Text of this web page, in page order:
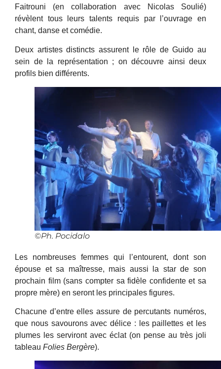
Faitrouni (en collaboration avec Nicolas Soulié)
révèlent tous leurs talents requis par l’ouvrage en
chant, danse et comédie.
Deux artistes distincts assurent le rôle de Guido au
sein de la représentation ; on découvre ainsi deux
profils bien différents.
©Ph. Pocidalo
Les nombreuses femmes qui l’entourent, dont son
épouse et sa maîtresse, mais aussi la star de son
prochain film (sans compter sa fidèle confidente et sa
propre mère) en seront les principales figures.
Chacune d’entre elles assure de percutants numéros,
que nous savourons avec délice : les paillettes et les
plumes les serviront avec éclat (on pense au très joli
tableau Folies Bergère).